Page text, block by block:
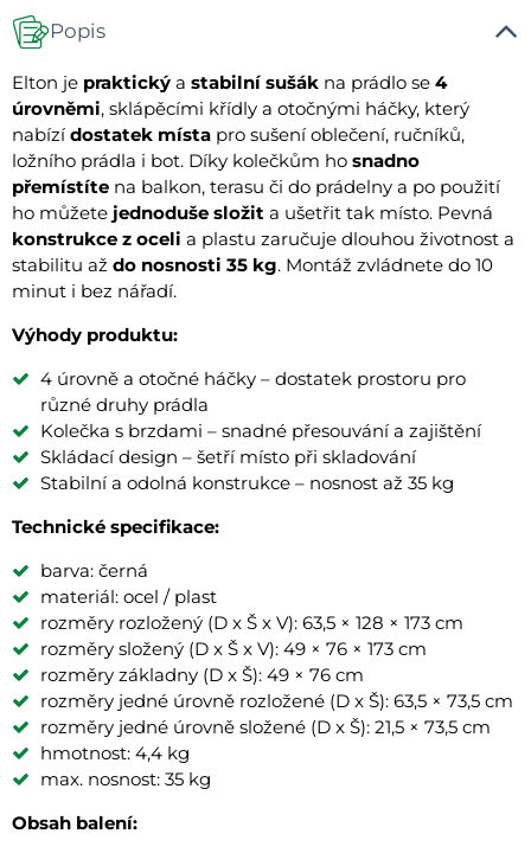
Popis
Elton je praktický a stabilní sušák na prádlo se 4
úrovněmi, sklápěcími křídly a otočnými háčky, který
nabízídostatek místa pro sušení oblečení, ručníků,
ložního prádla i bot. Díky kolečkům ho snadno
přemístíte na balkon, terasu či do prádelny a po použití
ho můžete jednoduše složit a ušetřit tak místo. Pevná
konstrukce z oceli a plastu zaručuje dlouhou životnost a
stabilitu až do nosnosti 35 kg. Montáž zvládnete do 10
minut i bez nářadí.
Výhody produktu:
4 úrovně a otočné háčky – dostatek prostoru pro
různé druhy prádla
Kolečka s brzdami – snadné přesouvání a zajištění
Skládací design – šetří místo při skladování
Stabilní a odolná konstrukce – nosnost až 35 kg
Technické specifikace:
barva: černá
materiál: ocel / plast
rozměry rozložený (D x Š x V): 63,5 × 128 × 173 cm
rozměry složený (D x Š x V): 49 × 76 × 173 cm
rozměry základny (D x Š): 49 × 76 cm
rozměry jedné úrovně rozložené (D x Š): 63,5 × 73,5 cm
rozměry jedné úrovně složené (D x Š): 21,5 × 73,5 cm
hmotnost: 4,4 kg
max. nosnost: 35 kg
Obsah balení: